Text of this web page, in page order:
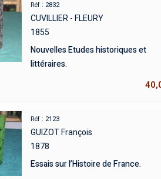
Réf : 2832
CUVILLIER - FLEURY
1855
Nouvelles Etudes historiques et
littéraires.
Réf : 2123
GUIZOT François
1878
Essais sur l’Histoire de France.